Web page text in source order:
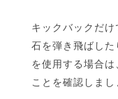
キックバックだ
石を弾き飛ばし
を使用する場合
ことを確認しまし